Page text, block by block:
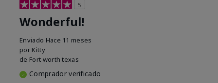
5
Wonderful!
Enviado Hace 11 meses
por Kitty
de Fort worth texas
Comprador verificado